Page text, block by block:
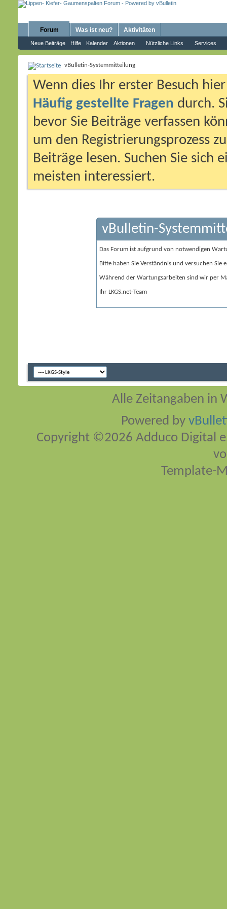
Forum
Neue Beiträge Hilfe Kalender Aktionen Nützliche Links Services
Was ist neu? Aktivitäten
vBulletin-Systemmitteilung
Wenn dies Ihr erster Besuch
Häufig gestellte Fragen durch.
bevor Sie Beiträge verfassen
um den Registrierungsprozess
Beiträge lesen. Suchen Sie sich
meisten interessiert.
vBulletin-
Das Forum ist aufgrund von notwendigen
Bitte haben Sie Verständnis und versuchen Sie
Während der Wartungsarbeiten sind wir per
Ihr LKGS.net-Team
Alle Zeitangaben in
Powered by
Copyright ©2026 Adduco Digital
Template-